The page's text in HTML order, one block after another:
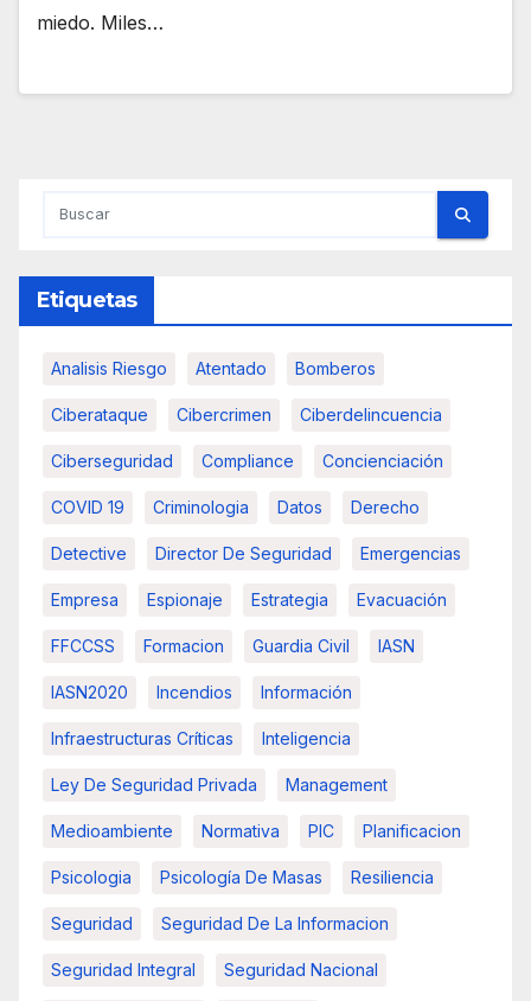
miedo. Miles…
Etiquetas
Analisis Riesgo Atentado Bomberos
Ciberataque Cibercrimen Ciberdelincuencia
Ciberseguridad Compliance Concienciación
COVID 19 Criminologia Datos Derecho
Detective Director De Seguridad Emergencias
Empresa Espionaje Estrategia Evacuación
FFCCSS Formacion Guardia Civil IASN
IASN2020 Incendios Información
Infraestructuras Críticas Inteligencia
Ley De Seguridad Privada Management
Medioambiente Normativa PIC Planificacion
Psicologia Psicología De Masas Resiliencia
Seguridad Seguridad De La Informacion
Seguridad Integral Seguridad Nacional